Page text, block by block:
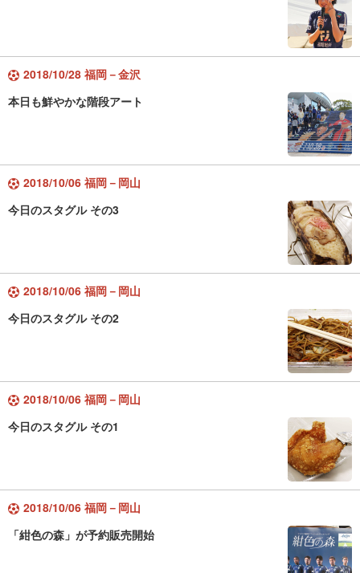
2018/10/28 福岡－金沢
本日も鮮やかな階段アート
2018/10/06 福岡－岡山
今日のスタグル その3
2018/10/06 福岡－岡山
今日のスタグル その2
2018/10/06 福岡－岡山
今日のスタグル その1
2018/10/06 福岡－岡山
「紺色の森」が予約販売開始